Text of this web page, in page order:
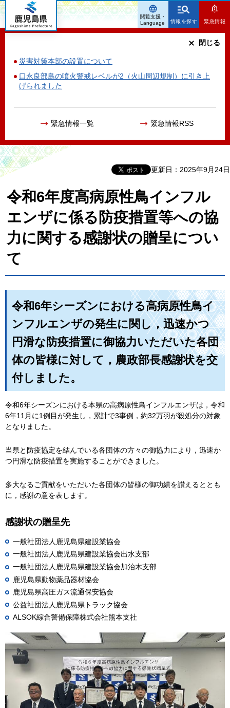
鹿児島県
情報を探す 緊急情報
災害対策本部の設置について
口永良部島の噴火警戒レベルが2（火山周辺規制）に引き上
げられました
緊急情報一覧 緊急情報RSS
閉じる
閲覧支援・
Language
更新日：2025年9月24日
令和6年度高病原性鳥インフル
エンザに係る防疫措置等への協
力に関する感謝状の贈呈につい
て
令和6年シーズンにおける高病原性鳥イ
ンフルエンザの発生に関し，迅速かつ
円滑な防疫措置に御協力いただいた各団
体の皆様に対して，農政部長感謝状を交
付しました。
令和6年シーズンにおける本県の高病原性鳥インフルエンザは，令和
6年11月に1例目が発生し，累計で3事例，約32万羽が殺処分の対象
となりました。
当県と防疫協定を結んでいる各団体の方々の御協力により，迅速か
つ円滑な防疫措置を実施することができました。
多大なるご貢献をいただいた各団体の皆様の御功績を讃えるととも
に，感謝の意を表します。
感謝状の贈呈先
一般社団法人鹿児島県建設業協会
一般社団法人鹿児島県建設業協会出水支部
一般社団法人鹿児島県建設業協会加治木支部
鹿児島県動物薬品器材協会
鹿児島県高圧ガス流通保安協会
公益社団法人鹿児島県トラック協会
ALSOK綜合警備保障株式会社熊本支社